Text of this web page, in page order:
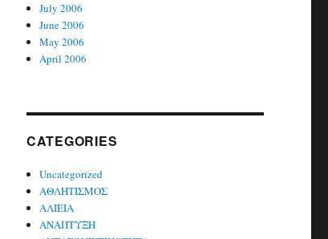
July 2006
June 2006
May 2006
April 2006
CATEGORIES
Uncategorized
ΑΘΛΗΤΙΣΜΟΣ
ΑΛΙΕΙΑ
ΑΝΑΠΤΥΞΗ